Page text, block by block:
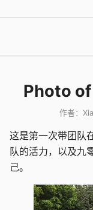
Photo
作者：
这是第一次带团队
队的活力，以及九
己。